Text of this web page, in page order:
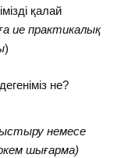
қалай
ие практикалық
)
не?
немесе
шығарма)